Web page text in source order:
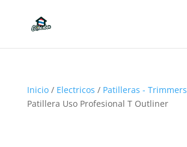
Inicio/ Electricos / Patilleras - Trimmers
Patillera Uso Profesional T Outliner